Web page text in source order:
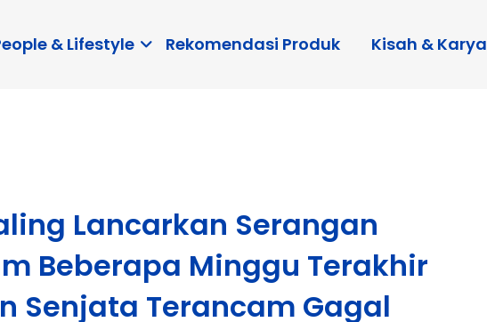
& Lifestyle Rekomendasi Produk Kisah & Karya
Lancarkan Serangan
Beberapa Minggu Terakhir
Senjata Terancam Gagal